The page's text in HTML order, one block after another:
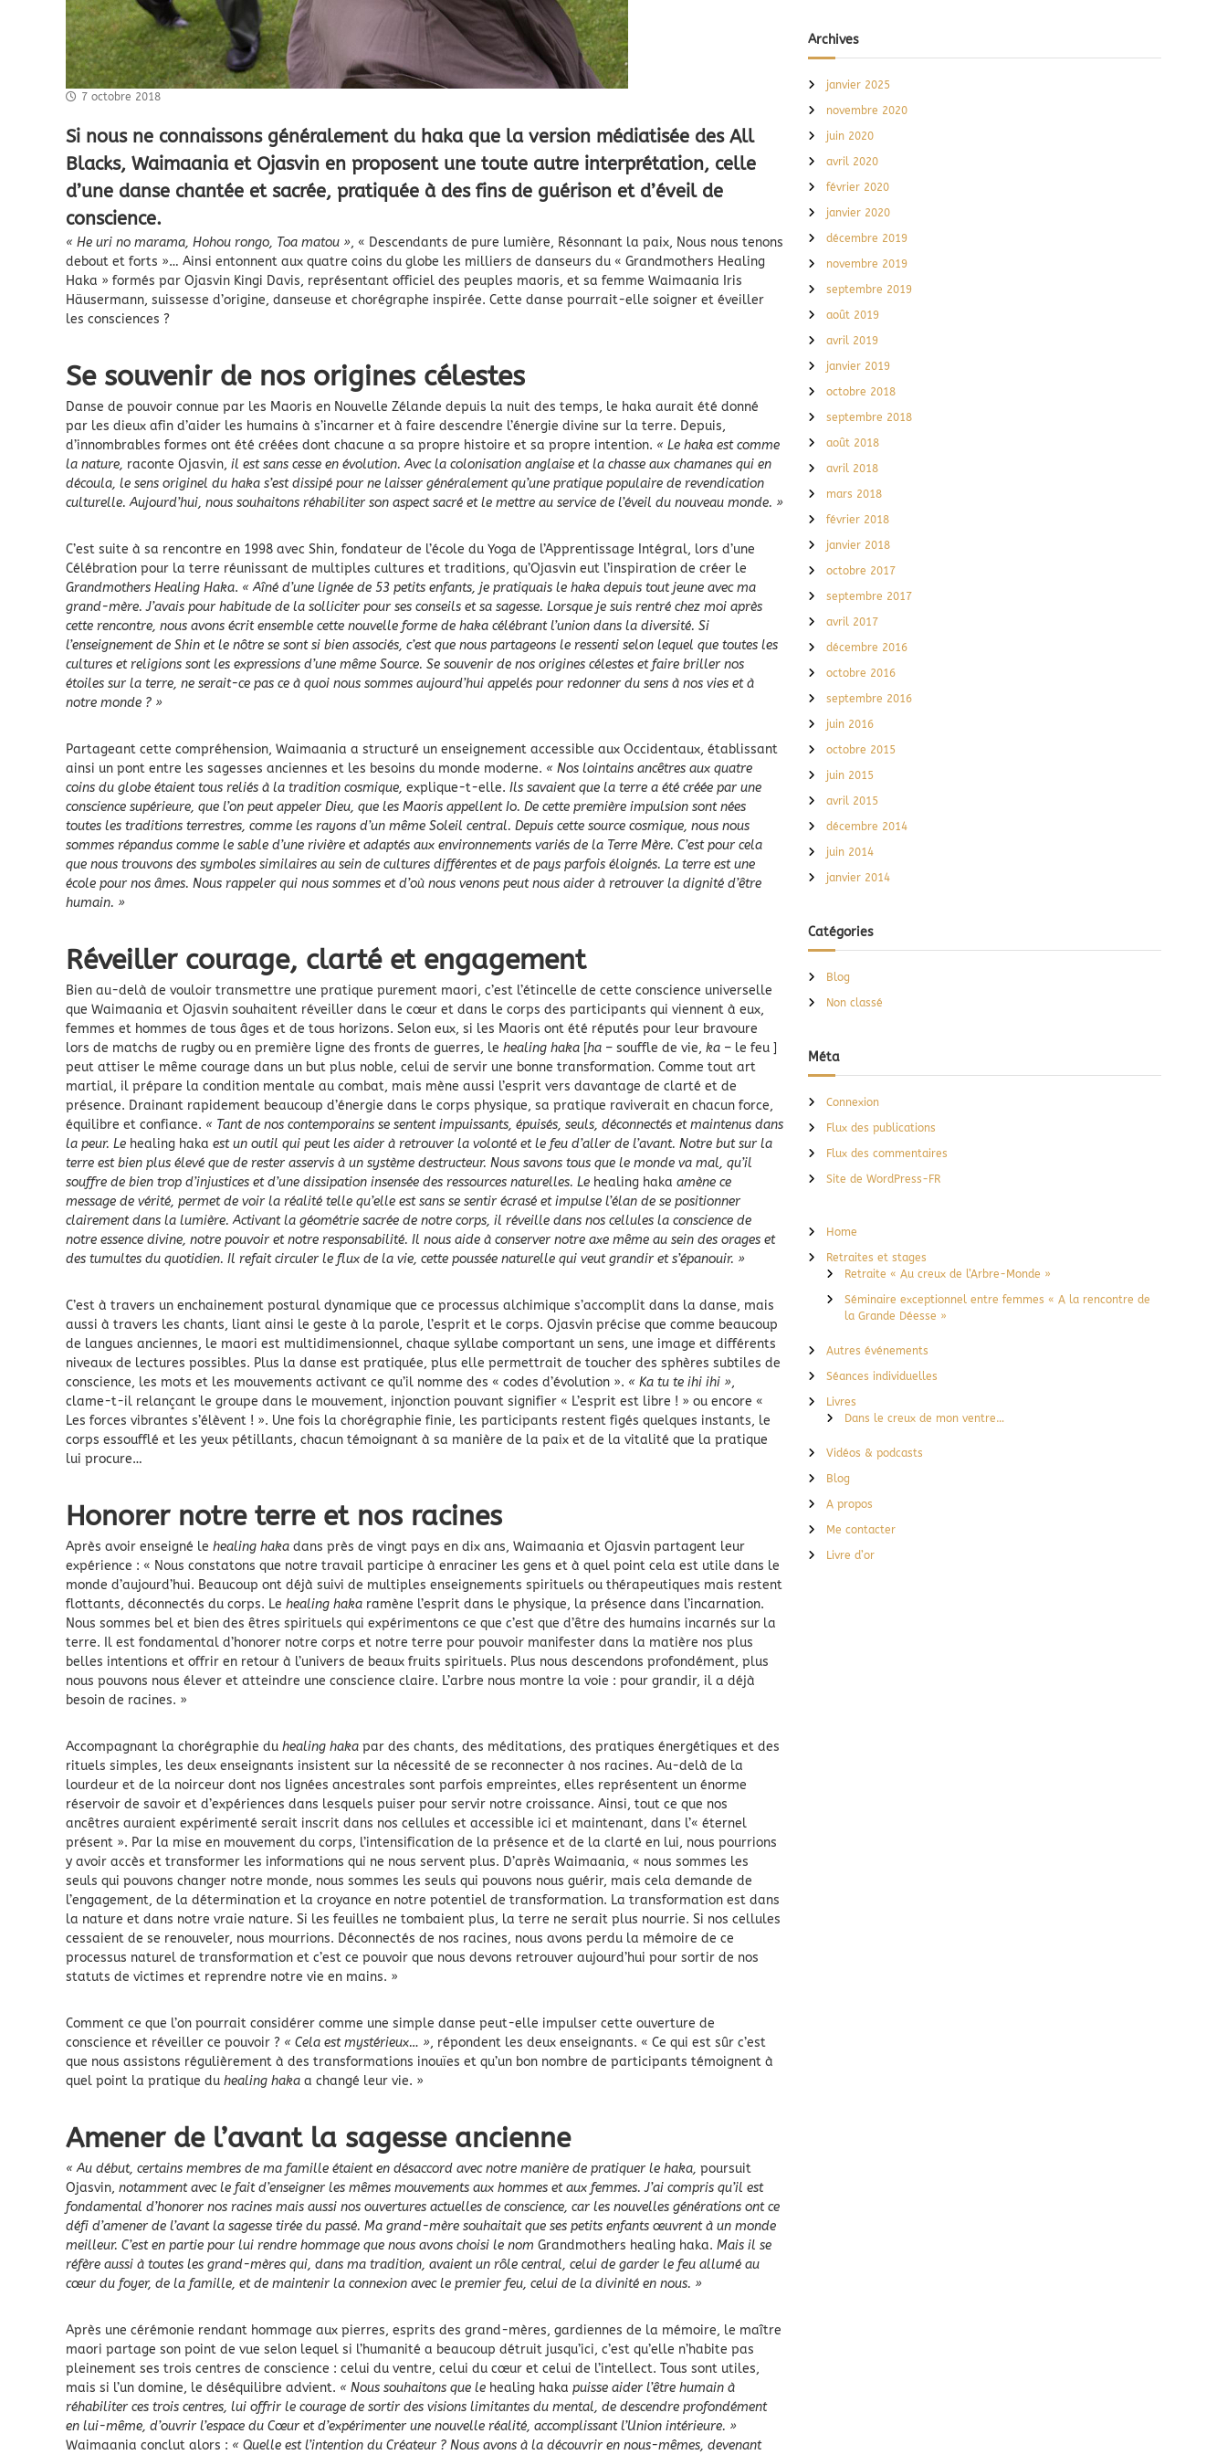
7 octobre 2018
Si nous ne connaissons généralement du haka que la version médiatisée des All
Blacks, Waimaania et Ojasvin en proposent une toute autre interprétation, celle
d’une danse chantée et sacrée, pratiquée à des fins de guérison et d’éveil de
conscience.
« He uri no marama, Hohou rongo, Toa matou », « Descendants de pure lumière, Résonnant la paix, Nous nous tenons
debout et forts »… Ainsi entonnent aux quatre coins du globe les milliers de danseurs du « Grandmothers Healing
Haka » formés par Ojasvin Kingi Davis, représentant officiel des peuples maoris, et sa femme Waimaania Iris
Häusermann, suissesse d’origine, danseuse et chorégraphe inspirée. Cette danse pourrait-elle soigner et éveiller
les consciences ?
Se souvenir de nos origines célestes
Danse de pouvoir connue par les Maoris en Nouvelle Zélande depuis la nuit des temps, le haka aurait été donné
par les dieux afin d’aider les humains à s’incarner et à faire descendre l’énergie divine sur la terre. Depuis,
d’innombrables formes ont été créées dont chacune a sa propre histoire et sa propre intention. « Le haka est comme
la nature, raconte Ojasvin, il est sans cesse en évolution. Avec la colonisation anglaise et la chasse aux chamanes qui en
découla, le sens originel du haka s’est dissipé pour ne laisser généralement qu’une pratique populaire de revendication
culturelle. Aujourd’hui, nous souhaitons réhabiliter son aspect sacré et le mettre au service de l’éveil du nouveau monde. »
C’est suite à sa rencontre en 1998 avec Shin, fondateur de l’école du Yoga de l’Apprentissage Intégral, lors d’une
Célébration pour la terre réunissant de multiples cultures et traditions, qu’Ojasvin eut l’inspiration de créer le
Grandmothers Healing Haka. « Aîné d’une lignée de 53 petits enfants, je pratiquais le haka depuis tout jeune avec ma
grand-mère. J’avais pour habitude de la solliciter pour ses conseils et sa sagesse. Lorsque je suis rentré chez moi après
cette rencontre, nous avons écrit ensemble cette nouvelle forme de haka célébrant l’union dans la diversité. Si
l’enseignement de Shin et le nôtre se sont si bien associés, c’est que nous partageons le ressenti selon lequel que toutes les
cultures et religions sont les expressions d’une même Source. Se souvenir de nos origines célestes et faire briller nos
étoiles sur la terre, ne serait-ce pas ce à quoi nous sommes aujourd’hui appelés pour redonner du sens à nos vies et à
notre monde ? »
Partageant cette compréhension, Waimaania a structuré un enseignement accessible aux Occidentaux, établissant
ainsi un pont entre les sagesses anciennes et les besoins du monde moderne. « Nos lointains ancêtres aux quatre
coins du globe étaient tous reliés à la tradition cosmique, explique-t-elle. Ils savaient que la terre a été créée par une
conscience supérieure, que l’on peut appeler Dieu, que les Maoris appellent Io. De cette première impulsion sont nées
toutes les traditions terrestres, comme les rayons d’un même Soleil central. Depuis cette source cosmique, nous nous
sommes répandus comme le sable d’une rivière et adaptés aux environnements variés de la Terre Mère. C’est pour cela
que nous trouvons des symboles similaires au sein de cultures différentes et de pays parfois éloignés. La terre est une
école pour nos âmes. Nous rappeler qui nous sommes et d’où nous venons peut nous aider à retrouver la dignité d’être
humain. »
Réveiller courage, clarté et engagement
Bien au-delà de vouloir transmettre une pratique purement maori, c’est l’étincelle de cette conscience universelle
que Waimaania et Ojasvin souhaitent réveiller dans le cœur et dans le corps des participants qui viennent à eux,
femmes et hommes de tous âges et de tous horizons. Selon eux, si les Maoris ont été réputés pour leur bravoure
lors de matchs de rugby ou en première ligne des fronts de guerres, le healing haka [ha – souffle de vie, ka – le feu ]
peut attiser le même courage dans un but plus noble, celui de servir une bonne transformation. Comme tout art
martial, il prépare la condition mentale au combat, mais mène aussi l’esprit vers davantage de clarté et de
présence. Drainant rapidement beaucoup d’énergie dans le corps physique, sa pratique raviverait en chacun force,
équilibre et confiance. « Tant de nos contemporains se sentent impuissants, épuisés, seuls, déconnectés et maintenus dans
la peur. Le healing haka est un outil qui peut les aider à retrouver la volonté et le feu d’aller de l’avant. Notre but sur la
terre est bien plus élevé que de rester asservis à un système destructeur. Nous savons tous que le monde va mal, qu’il
souffre de bien trop d’injustices et d’une dissipation insensée des ressources naturelles. Le healing haka amène ce
message de vérité, permet de voir la réalité telle qu’elle est sans se sentir écrasé et impulse l’élan de se positionner
clairement dans la lumière. Activant la géométrie sacrée de notre corps, il réveille dans nos cellules la conscience de
notre essence divine, notre pouvoir et notre responsabilité. Il nous aide à conserver notre axe même au sein des orages et
des tumultes du quotidien. Il refait circuler le flux de la vie, cette poussée naturelle qui veut grandir et s’épanouir. »
C’est à travers un enchainement postural dynamique que ce processus alchimique s’accomplit dans la danse, mais
aussi à travers les chants, liant ainsi le geste à la parole, l’esprit et le corps. Ojasvin précise que comme beaucoup
de langues anciennes, le maori est multidimensionnel, chaque syllabe comportant un sens, une image et différents
niveaux de lectures possibles. Plus la danse est pratiquée, plus elle permettrait de toucher des sphères subtiles de
conscience, les mots et les mouvements activant ce qu’il nomme des « codes d’évolution ». « Ka tu te ihi ihi »,
clame-t-il relançant le groupe dans le mouvement, injonction pouvant signifier « L’esprit est libre ! » ou encore «
Les forces vibrantes s’élèvent ! ». Une fois la chorégraphie finie, les participants restent figés quelques instants, le
corps essoufflé et les yeux pétillants, chacun témoignant à sa manière de la paix et de la vitalité que la pratique
lui procure…
Honorer notre terre et nos racines
Après avoir enseigné le healing haka dans près de vingt pays en dix ans, Waimaania et Ojasvin partagent leur
expérience : « Nous constatons que notre travail participe à enraciner les gens et à quel point cela est utile dans le
monde d’aujourd’hui. Beaucoup ont déjà suivi de multiples enseignements spirituels ou thérapeutiques mais restent
flottants, déconnectés du corps. Le healing haka ramène l’esprit dans le physique, la présence dans l’incarnation.
Nous sommes bel et bien des êtres spirituels qui expérimentons ce que c’est que d’être des humains incarnés sur la
terre. Il est fondamental d’honorer notre corps et notre terre pour pouvoir manifester dans la matière nos plus
belles intentions et offrir en retour à l’univers de beaux fruits spirituels. Plus nous descendons profondément, plus
nous pouvons nous élever et atteindre une conscience claire. L’arbre nous montre la voie : pour grandir, il a déjà
besoin de racines. »
Accompagnant la chorégraphie du healing haka par des chants, des méditations, des pratiques énergétiques et des
rituels simples, les deux enseignants insistent sur la nécessité de se reconnecter à nos racines. Au-delà de la
lourdeur et de la noirceur dont nos lignées ancestrales sont parfois empreintes, elles représentent un énorme
réservoir de savoir et d’expériences dans lesquels puiser pour servir notre croissance. Ainsi, tout ce que nos
ancêtres auraient expérimenté serait inscrit dans nos cellules et accessible ici et maintenant, dans l’« éternel
présent ». Par la mise en mouvement du corps, l’intensification de la présence et de la clarté en lui, nous pourrions
y avoir accès et transformer les informations qui ne nous servent plus. D’après Waimaania, « nous sommes les
seuls qui pouvons changer notre monde, nous sommes les seuls qui pouvons nous guérir, mais cela demande de
l’engagement, de la détermination et la croyance en notre potentiel de transformation. La transformation est dans
la nature et dans notre vraie nature. Si les feuilles ne tombaient plus, la terre ne serait plus nourrie. Si nos cellules
cessaient de se renouveler, nous mourrions. Déconnectés de nos racines, nous avons perdu la mémoire de ce
processus naturel de transformation et c’est ce pouvoir que nous devons retrouver aujourd’hui pour sortir de nos
statuts de victimes et reprendre notre vie en mains. »
Comment ce que l’on pourrait considérer comme une simple danse peut-elle impulser cette ouverture de
conscience et réveiller ce pouvoir ? « Cela est mystérieux… », répondent les deux enseignants. « Ce qui est sûr c’est
que nous assistons régulièrement à des transformations inouïes et qu’un bon nombre de participants témoignent à
quel point la pratique du healing haka a changé leur vie. »
Amener de l’avant la sagesse ancienne
« Au début, certains membres de ma famille étaient en désaccord avec notre manière de pratiquer le haka, poursuit
Ojasvin, notamment avec le fait d’enseigner les mêmes mouvements aux hommes et aux femmes. J’ai compris qu’il est
fondamental d’honorer nos racines mais aussi nos ouvertures actuelles de conscience, car les nouvelles générations ont ce
défi d’amener de l’avant la sagesse tirée du passé. Ma grand-mère souhaitait que ses petits enfants œuvrent à un monde
meilleur. C’est en partie pour lui rendre hommage que nous avons choisi le nom Grandmothers healing haka. Mais il se
réfère aussi à toutes les grand-mères qui, dans ma tradition, avaient un rôle central, celui de garder le feu allumé au
cœur du foyer, de la famille, et de maintenir la connexion avec le premier feu, celui de la divinité en nous. »
Après une cérémonie rendant hommage aux pierres, esprits des grand-mères, gardiennes de la mémoire, le maître
maori partage son point de vue selon lequel si l’humanité a beaucoup détruit jusqu’ici, c’est qu’elle n’habite pas
pleinement ses trois centres de conscience : celui du ventre, celui du cœur et celui de l’intellect. Tous sont utiles,
mais si l’un domine, le déséquilibre advient. « Nous souhaitons que le healing haka puisse aider l’être humain à
réhabiliter ces trois centres, lui offrir le courage de sortir des visions limitantes du mental, de descendre profondément
en lui-même, d’ouvrir l’espace du Cœur et d’expérimenter une nouvelle réalité, accomplissant l’Union intérieure. »
Waimaania conclut alors : « Quelle est l’intention du Créateur ? Nous avons à la découvrir en nous-mêmes, devenant
Archives
janvier 2025
novembre 2020
juin 2020
avril 2020
février 2020
janvier 2020
décembre 2019
novembre 2019
septembre 2019
août 2019
avril 2019
janvier 2019
octobre 2018
septembre 2018
août 2018
avril 2018
mars 2018
février 2018
janvier 2018
octobre 2017
septembre 2017
avril 2017
décembre 2016
octobre 2016
septembre 2016
juin 2016
octobre 2015
juin 2015
avril 2015
décembre 2014
juin 2014
janvier 2014
Catégories
Blog
Non classé
Méta
Connexion
Flux des publications
Flux des commentaires
Site de WordPress-FR
Home
Retraites et stages
Retraite « Au creux de l’Arbre-Monde »
Séminaire exceptionnel entre femmes « A la rencontre de
la Grande Déesse »
Autres événements
Séances individuelles
Livres
Dans le creux de mon ventre…
Vidéos & podcasts
Blog
A propos
Me contacter
Livre d’or